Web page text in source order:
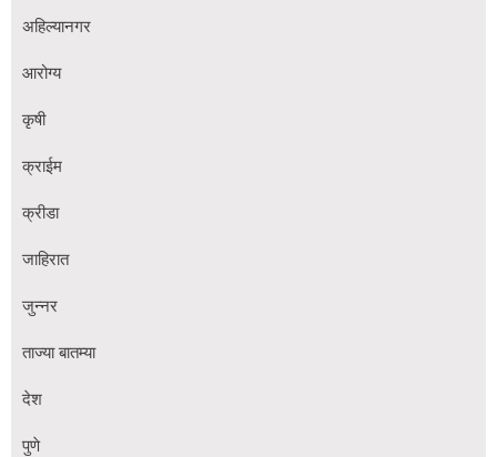
अहिल्यानगर
आरोग्य
कृषी
क्राईम
क्रीडा
जाहिरात
जुन्नर
ताज्या बातम्या
देश
पुणे